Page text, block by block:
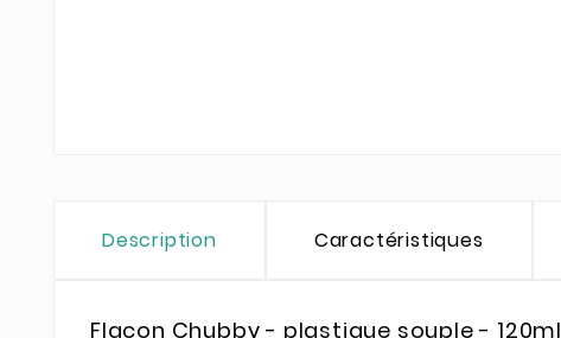
Description Caractéristiques
Flacon Chubby - plastique souple - 120ml